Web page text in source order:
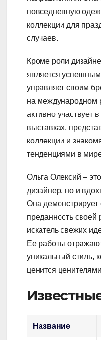
повседневную
коллекции для
случаев.
Кроме роли
является
управляет своим
на международном
активно участвует
выставках,
коллекции и
тенденциями в
Ольга Олексий –
дизайнер, но и
Она демонстрирует
преданность своей
искатель свежих
Ее работы
уникальный стиль,
ценится
Название